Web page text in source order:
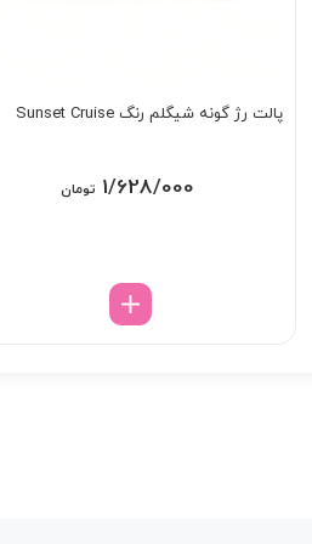
پالت رژ گونه شیگلم رنگ Sunset Cruise
1/628/000 تومان